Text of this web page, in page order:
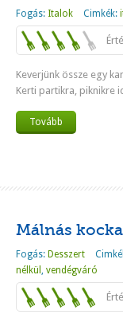
Fogás: Italok Cimkék:
Keverjünk össze egy
Kerti partikra, piknikre
Tovább
Málnás kocka
Fogás: Desszert
nélkül , vendégváró